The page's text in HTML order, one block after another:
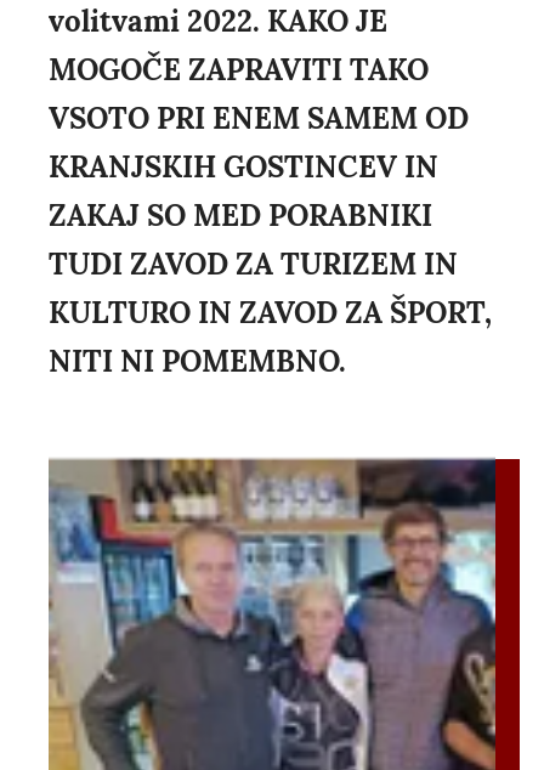
volitvami 2022. KAKO JE
MOGOČE ZAPRAVITI TAKO
VSOTO PRI ENEM SAMEM OD
KRANJSKIH GOSTINCEV IN
ZAKAJ SO MED PORABNIKI
TUDI ZAVOD ZA TURIZEM IN
KULTURO IN ZAVOD ZA ŠPORT,
NITI NI POMEMBNO.